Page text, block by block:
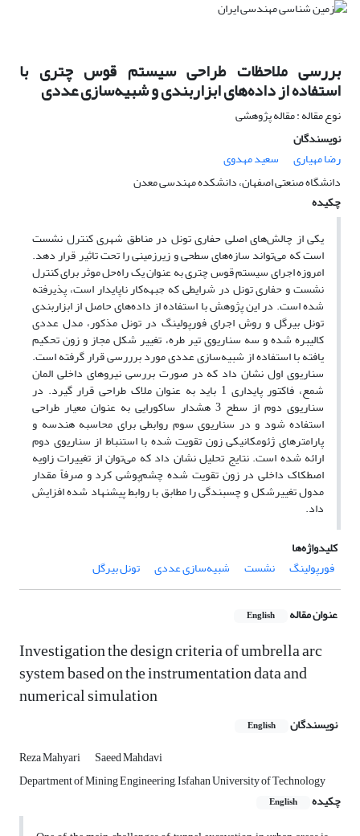
بررسی ملاحظات طراحی سیستم قوس چتری با
استفاده از داده‌های ابزاربندی و شبیه‌سازی عددی
نوع مقاله : مقاله پژوهشی
نویسندگان
رضا مهیاری
سعید مهدوی
دانشگاه صنعتی اصفهان، دانشکده مهندسی معدن
چکیده
یکی از چالش‌های اصلی حفاری تونل در مناطق شهری کنترل نشست
است که می‌تواند سازه‌های سطحی و زیرزمینی را تحت تاثیر قرار دهد.
امروزه اجرای سیستم قوس چتری به عنوان یک راه‌حل موثر برای کنترل
نشست و حفاری تونل در شرایطی که جبهه‌کار ناپایدار است، پذیرفته
شده است. در این پژوهش با استفاده از داده‌های حاصل از ابزاربندی
تونل بیرگل و روش اجرای فورپولینگ در تونل مذکور، مدل عددی
کالیبره شده و سه سناریوی تیر طره، تغییر شکل مجاز و زون تحکیم
یافته با استفاده از شبیه‌سازی عددی مورد برررسی قرار گرفته است.
سناریوی اول نشان داد که در صورت بررسی نیروهای داخلی المان
شمع، فاکتور پایداری 1 باید به عنوان ملاک طراحی قرار گیرد. در
سناریوی دوم از سطح 3 هشدار ساکورایی به عنوان معیار طراحی
استفاده شود و در سناریوی سوم روابطی برای محاسبه هندسه و
پارامترهای ژئومکانیکی زون تقویت شده با استنباط از سناریوی دوم
ارائه شده است. نتایج تحلیل نشان داد که می‌توان از تغییرات زاویه
اصطکاک داخلی در زون تقویت شده چشم‌پوشی کرد و صرفاً مقدار
مدول تغییرشکل و چسبندگی را مطابق با روابط پیشنهاد شده افزایش
داد.
کلیدواژه‌ها
فورپولینگ
نشست شبیه‌سازی عددی تونل بیرگل
عنوان مقاله English
Investigation the design criteria of umbrella arc
system based on the instrumentation data and
numerical simulation
نویسندگان English
Reza Mahyari
Saeed Mahdavi
Department of Mining Engineering, Isfahan University of Technology
چکیده
English